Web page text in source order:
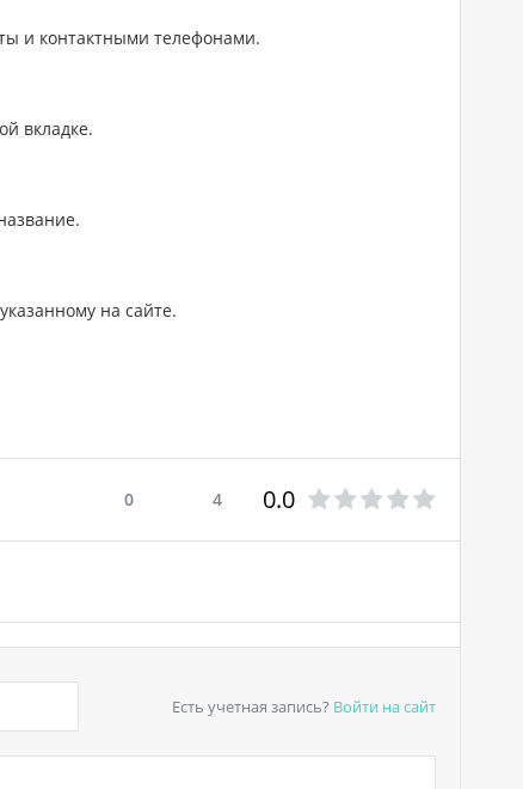
и контактными телефонами.
вкладке.
на сайте.
0 4 0.0
Есть учетная запись? Войтина сайт